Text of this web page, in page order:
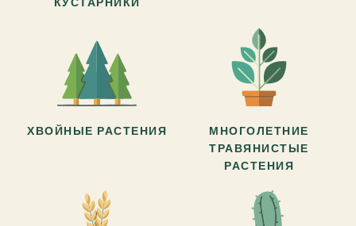
ХВОЙНЫЕ РАСТЕНИЯ
МНОГОЛЕТНИЕ
ТРАВЯНИСТЫЕ
РАСТЕНИЯ